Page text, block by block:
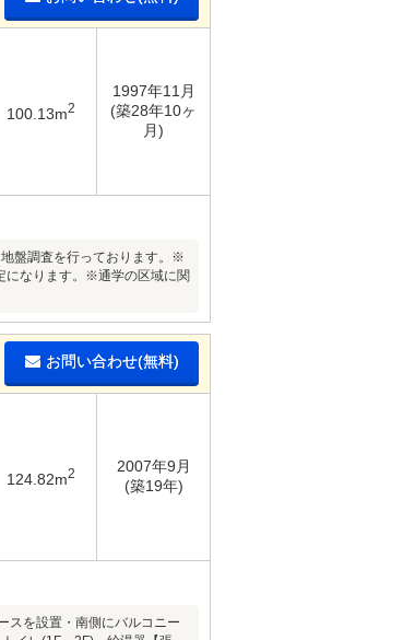
100.13m2
1997年11月
(築28年10ヶ
月)
盤調査を行っております。※
になります。※通学の区域に関
お問い合わせ(無料)
124.82m2
2007年9月
(築19年)
スを設置・南側にバルコニー